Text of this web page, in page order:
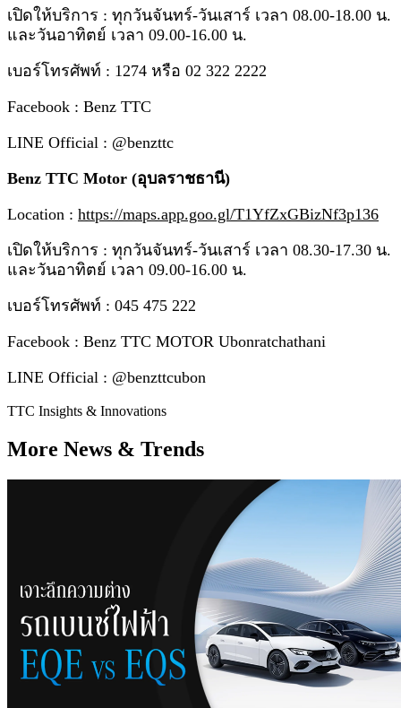
เปิดให้บริการ : ทุกวันจันทร์-วันเสาร์ เวลา 08.00-18.00 น.
และวันอาทิตย์ เวลา 09.00-16.00 น.
เบอร์โทรศัพท์ : 1274 หรือ 02 322 2222
Facebook : Benz TTC
LINE Official : @benzttc
Benz TTC Motor (อุบลราชธานี)
Location : https://maps.app.goo.gl/T1YfZxGBizNf3p136
เปิดให้บริการ : ทุกวันจันทร์-วันเสาร์ เวลา 08.30-17.30 น.
และวันอาทิตย์ เวลา 09.00-16.00 น.
เบอร์โทรศัพท์ : 045 475 222
Facebook : Benz TTC MOTOR Ubonratchathani
LINE Official : @benzttcubon
TTC Insights & Innovations
More News & Trends